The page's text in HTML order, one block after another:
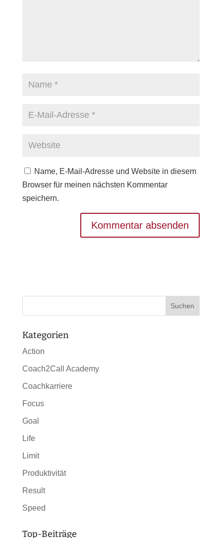
Name, E-Mail-Adresse und Website in diesem
Browser für meinen nächsten Kommentar
speichern.
Kategorien
Action
Coach2Call Academy
Coachkarriere
Focus
Goal
Life
Limit
Produktivität
Result
Speed
Top-Beiträge